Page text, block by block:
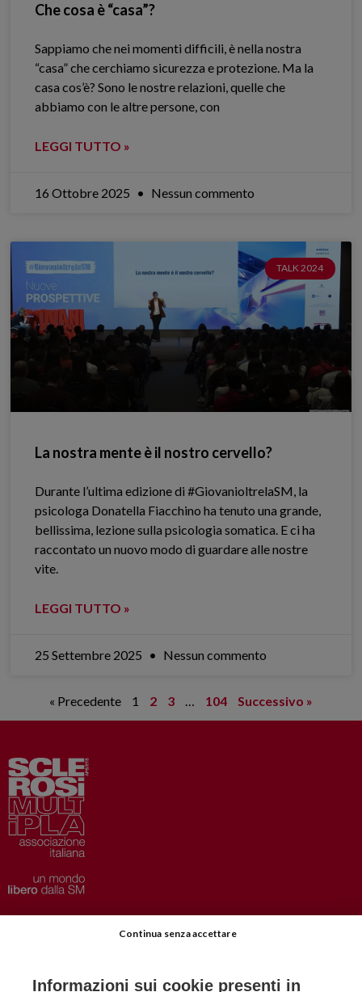
Che cosa è “casa”?
Sappiamo che nei momenti difficili, è nella nostra
“casa” che cerchiamo sicurezza e protezione. Ma la
casa cos’è? Sono le nostre relazioni, quelle che
abbiamo con le altre persone, con
LEGGI TUTTO »
16 Ottobre 2025 Nessun commento
TALK 2024
La nostra mente è il nostro cervello?
Durante l’ultima edizione di #GiovanioltrelaSM, la
psicologa Donatella Fiacchino ha tenuto una grande,
bellissima, lezione sulla psicologia somatica. E ci ha
raccontato un nuovo modo di guardare alle nostre
vite.
LEGGI TUTTO »
25 Settembre 2025 Nessun commento
« Precedente 1 2 3 104 Successivo »
Privacy–Disclaimer
Informazioni sui cookie presenti in
Continua senza accettare